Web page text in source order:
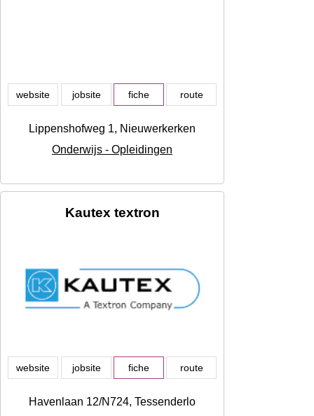
website jobsite fiche route
Lippenshofweg 1, Nieuwerkerken
Onderwijs - Opleidingen
Kautex textron
website jobsite fiche route
Havenlaan 12/N724, Tessenderlo